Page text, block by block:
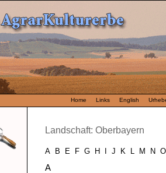
Home Links English
Landschaft: Oberbayern
A B E F G H J K L M N O
A